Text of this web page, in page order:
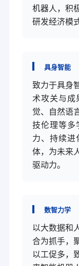
机器人，积
研发经济模
具身智能
致力于具身
术攻关与成
觉、自然语
技伦理等多
力、持续进
体，为未来
驱动力。
数智力学
以大数据和
合为抓手，
以工促多，